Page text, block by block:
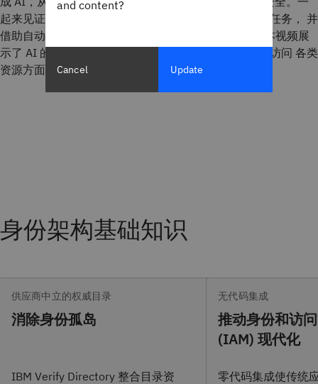
起来见证 AI 如何通过无缝的 身份验证方式，简化管理任务， 并
借助自动化工作流和实时风险 评估，加强威胁防范。本视频展
示了 AI 的变革潜力， 体现在保护数字身份并确保安全访问 各类
资源方面。
身份架构基础知识
供应商中立的权威目录
消除身份孤岛
IBM Verify Directory 整合目录资
无代码集成
推动身份和访
(IAM) 现代化
零代码集成使传统
and content?
Cancel Update